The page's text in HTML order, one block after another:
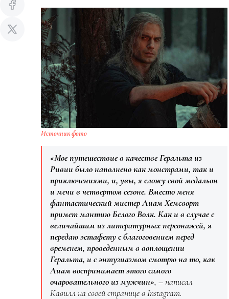
Источник фото
«Мое путешествие в качестве Геральта из
Ривии было наполнено как монстрами, так и
приключениями, и, увы, я сложу свой медальон
и мечи в четвертом сезоне. Вместо меня
фантастический мистер Лиам Хемсворт
примет мантию Белого Волк. Как и в случае с
величайшим из литературных персонажей, я
передаю эстафету с благоговением перед
временем, проведенным в воплощении
Геральта, и с энтузиазмом смотрю на то, как
Лиам воспринимает этого самого
очаровательного из мужчин», – написал
Кавилл на своей странице в Instagram.